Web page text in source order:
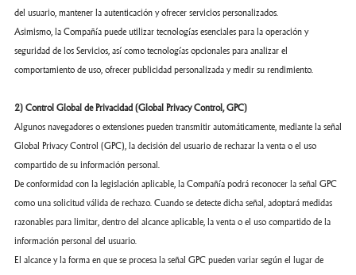
del usuario, mantener la autenticación y ofrecer servicios personalizados.
Asimismo, la Compañía puede utilizar tecnologías esenciales para la operación y
seguridad de los Servicios, así como tecnologías opcionales para analizar el
comportamiento de uso, ofrecer publicidad personalizada y medir su rendimiento.
2) Control Global de Privacidad (Global Privacy Control, GPC)
Algunos navegadores o extensiones pueden transmitir automáticamente, mediante la señal
Global Privacy Control (GPC), la decisión del usuario de rechazar la venta o el uso
compartido de su información personal.
De conformidad con la legislación aplicable, la Compañía podrá reconocer la señal GPC
como una solicitud válida de rechazo. Cuando se detecte dicha señal, adoptará medidas
razonables para limitar, dentro del alcance aplicable, la venta o el uso compartido de la
información personal del usuario.
El alcance y la forma en que se procesa la señal GPC pueden variar según el lugar de